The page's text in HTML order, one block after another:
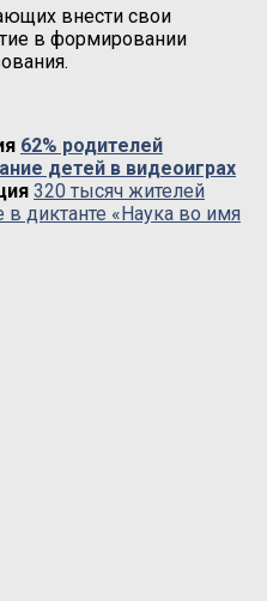
внести свои
в формировании
62% родителей
детей в видеоиграх
320 тысяч жителей
в диктанте «Наука во имя